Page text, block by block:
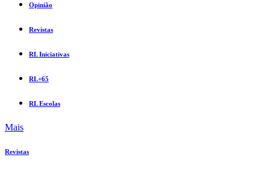
Opinião
Revistas
RL Iniciativas
RL+65
RL Escolas
Mais
Revistas